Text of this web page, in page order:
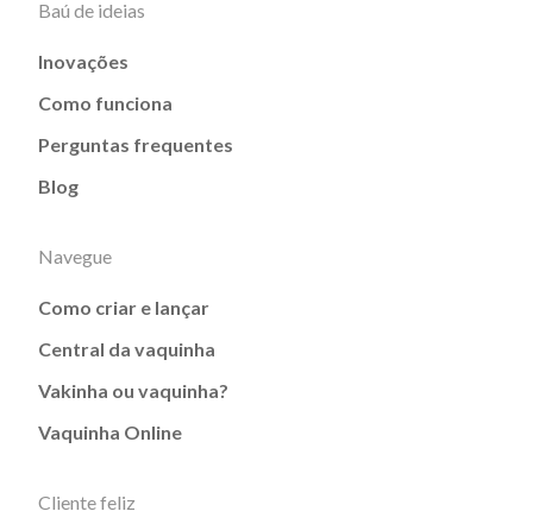
Baú de ideias
Inovações
Como funciona
Perguntas frequentes
Blog
Navegue
Como criar e lançar
Central da vaquinha
Vakinha ou vaquinha?
Vaquinha Online
Cliente feliz